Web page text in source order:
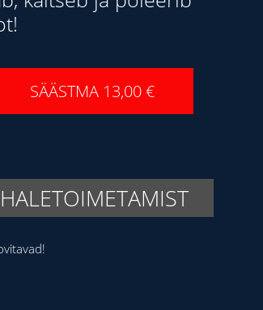
SÄÄSTMA 13,00€